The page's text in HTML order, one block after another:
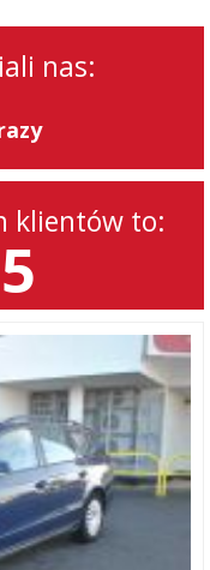
nas:
klientów to:
5